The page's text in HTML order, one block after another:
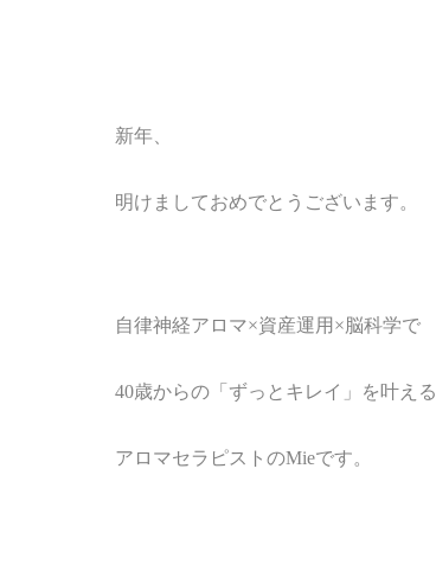
新年、
明けましておめでとうございます。
自律神経アロマ×資産運用×脳科学で
40歳からの「ずっとキレイ」を叶える
アロマセラピストのMieです。